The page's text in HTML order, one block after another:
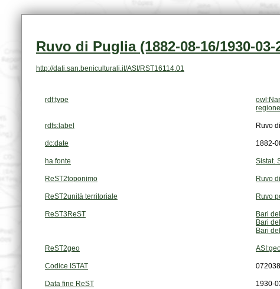
Ruvo di Puglia (1882-08-16/1930-03-
http://dati.san.beniculturali.it/ASI/RST16114.01
rdf:type
rdfs:label Ruvo
dc:date 1882-
ha fonte Sistat.
ReST2toponimo Ruvo
ReST2unità territoriale Ruvo
ReST3ReST
Bari
Bari
Bari
ReST2geo
Codice ISTAT 072038
Data fine ReST 1930-